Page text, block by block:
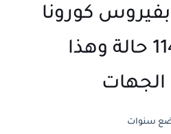
كورونا
في تونس إلى 114 حالة وهذا
سنوات